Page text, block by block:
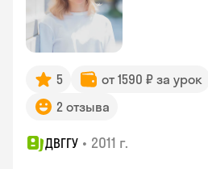
5 от 1590 ₽ за урок
2 отзыва
ДВГГУ • 2011 г.